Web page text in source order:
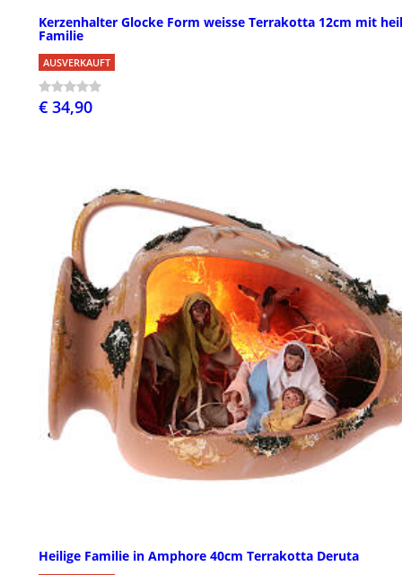
Kerzenhalter Glocke Form weisse Terrakotta 12cm mit
Familie
AUSVERKAUFT
€ 34,90
Heilige Familie in Amphore 40cm Terrakotta Deruta